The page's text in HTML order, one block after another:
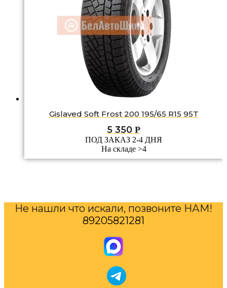
Gislaved Soft Frost 200 195/65 R15 95T
5 350 Р
ПОД ЗАКАЗ 2-4 ДНЯ
На складе >4
Не нашли что искали, позвоните НАМ!
89205821281